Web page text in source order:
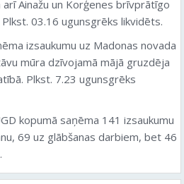
Ainažu un Korģenes brīvprātīgo
Plkst. 03.16 ugunsgrēks likvidēts.
izsaukumu uz Madonas novada
mūra dzīvojamā mājā gruzdēja
Plkst. 7.23 ugunsgrēks
kopumā saņēma 141 izsaukumu
69 uz glābšanas darbiem, bet 46